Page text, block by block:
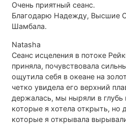
Очень приятный сеанс.
Благодарю Надежду, Высшие
Шамбала.
Natasha
Сеанс исцеления в потоке
приняла, почувствовала
ощутила себя в океане на
четко увидела его верхний
держалась, мы ныряли в
которые я хотела открыть, но
которые я открывала